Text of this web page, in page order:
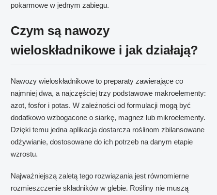
pokarmowe w jednym zabiegu.
Czym są nawozy
wieloskładnikowe i jak działają?
Nawozy wieloskładnikowe to preparaty zawierające co
najmniej dwa, a najczęściej trzy podstawowe makroelementy:
azot, fosfor i potas. W zależności od formulacji mogą być
dodatkowo wzbogacone o siarkę, magnez lub mikroelementy.
Dzięki temu jedna aplikacja dostarcza roślinom zbilansowane
odżywianie, dostosowane do ich potrzeb na danym etapie
wzrostu.
Najważniejszą zaletą tego rozwiązania jest równomierne
rozmieszczenie składników w glebie. Rośliny nie muszą